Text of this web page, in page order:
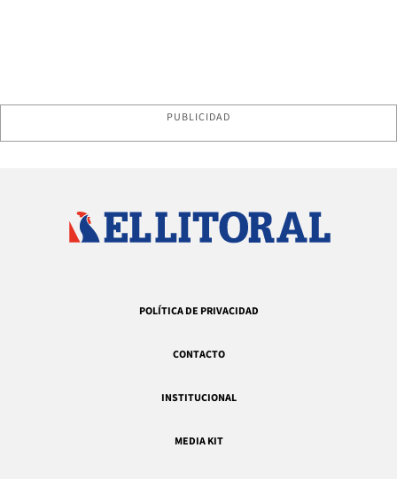
PUBLICIDAD
POLÍTICA DE PRIVACIDAD
CONTACTO
INSTITUCIONAL
MEDIA KIT